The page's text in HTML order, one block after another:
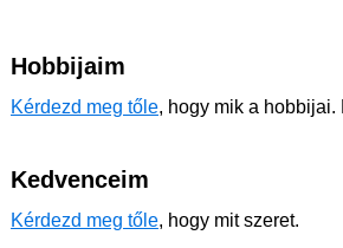
Hobbijaim
Kérdezd meg tőle, hogy mik a
Kedvenceim
Kérdezd meg tőle, hogy mit szeret.